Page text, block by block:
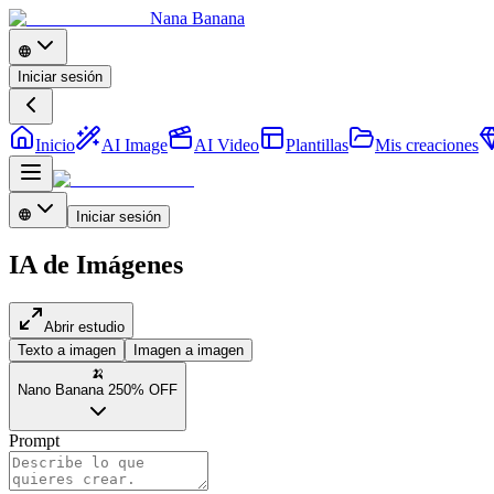
Nana Banana
Iniciar sesión
Inicio AI Image AI Video Plantillas Mis creaciones
Iniciar sesión
IA de Imágenes
Abrir estudio
Texto a imagen
Imagen a imagen
🍌
Nano Banana 250% OFF
Prompt